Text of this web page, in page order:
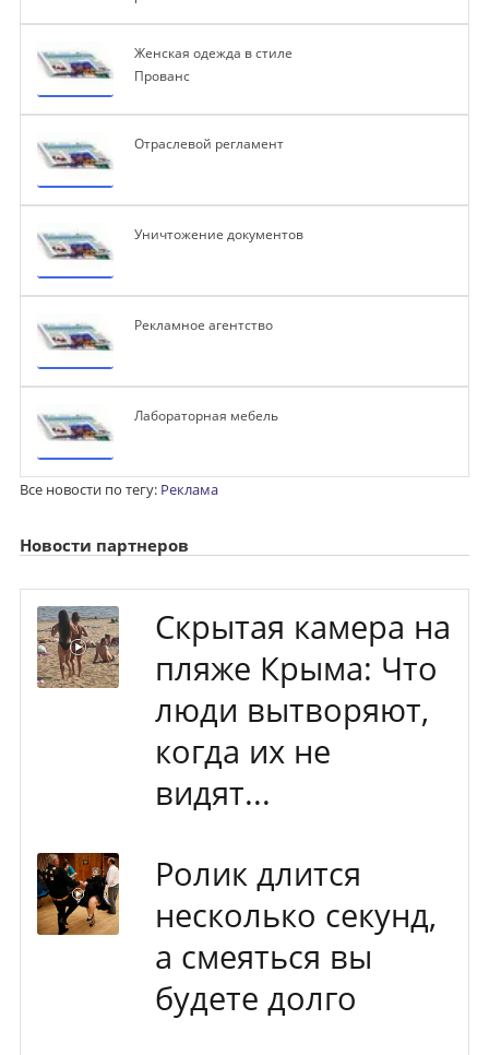
Женская одежда в стиле
Прованс
Отраслевой регламент
Уничтожение документов
Рекламное агентство
Лабораторная мебель
Все новости по тегу: Реклама
Новости партнеров
Скрытая камера на
пляже Крыма: Что
люди вытворяют,
когда их не
видят...
Ролик длится
несколько секунд,
а смеяться вы
будете долго